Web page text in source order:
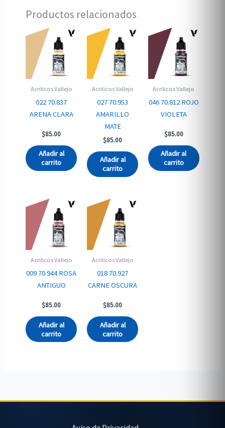
Productos relacionados
Acrilicos Vallejo
022 70.837
ARENA CLARA
$85.00
Añadir al
carrito
Acrilicos Vallejo
027 70.953
AMARILLO
MATE
$85.00
Añadir al
carrito
Acrilicos Vallejo
046 70.812 ROJO
VIOLETA
$85.00
Añadir al
carrito
Acrilicos Vallejo
009 70.944 ROSA
ANTIGUO
$85.00
Añadir al
carrito
Acrilicos Vallejo
018 70.927
CARNE OSCURA
$85.00
Añadir al
carrito